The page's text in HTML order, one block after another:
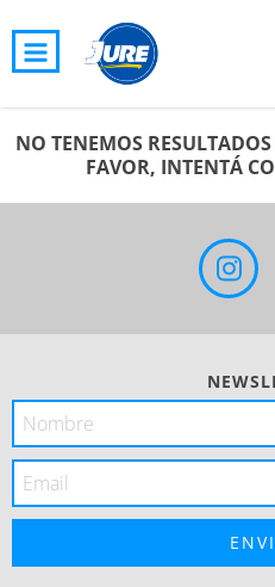
NO TENEMOS
FAVOR, INTENTÁ